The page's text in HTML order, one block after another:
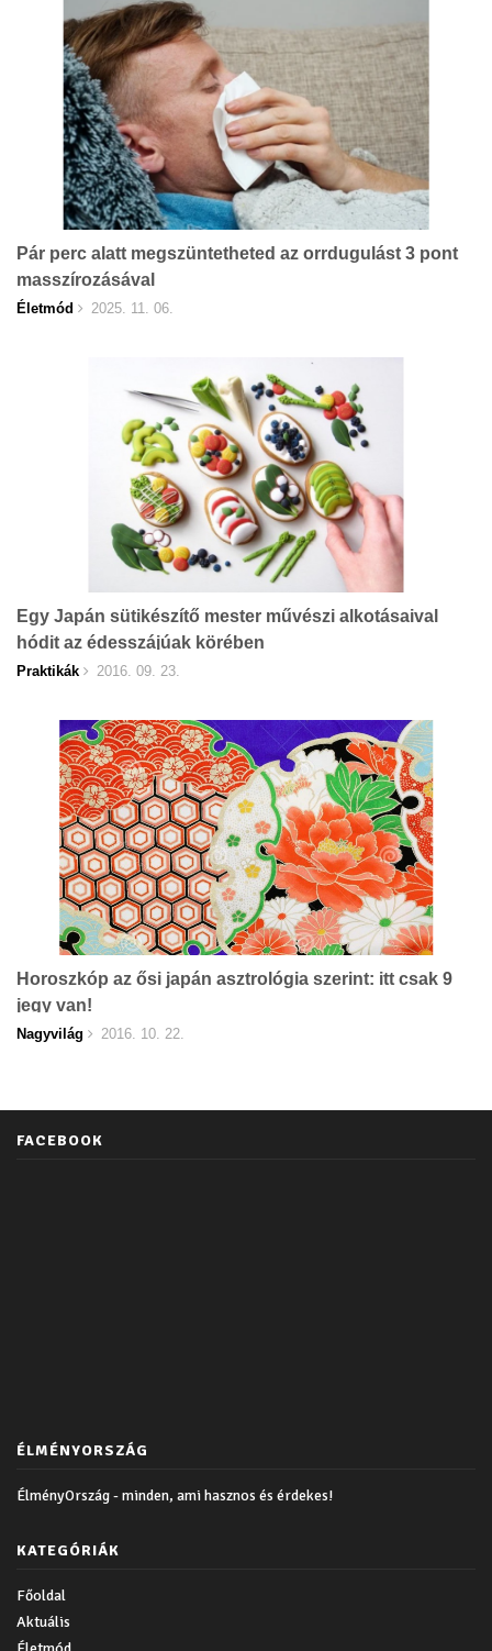
Pár perc alatt megszüntetheted az orrdugulást 3 pont
masszírozásával
Életmód 2025. 11. 06.
Egy Japán sütikészítő mester művészi alkotásaival
hódit az édesszájúak körében
Praktikák 2016. 09. 23.
Horoszkóp az ősi japán asztrológia szerint: itt csak 9
jegy van!
Nagyvilág 2016. 10. 22.
FACEBOOK
ÉLMÉNYORSZÁG
ÉlményOrszág - minden, ami hasznos és érdekes!
KATEGÓRIÁK
Főoldal
Aktuális